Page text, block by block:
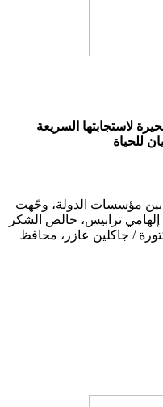
لاستجابتها السريعة
للحياة
مؤسسات الدولة، وجّهت
إلهامي ترابيس، خالص الشكر
/ جاكلين عازر، محافظ